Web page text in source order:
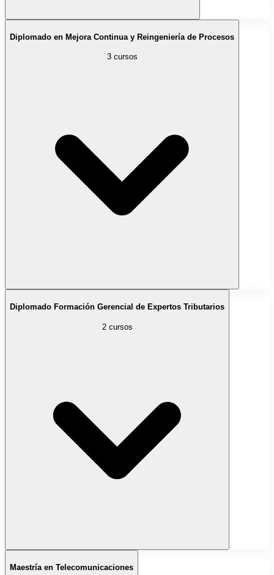
Diplomado en Mejora Continua y Reingeniería de Procesos
3 cursos
Diplomado Formación Gerencial de Expertos Tributarios
2 cursos
Maestría en Telecomunicaciones